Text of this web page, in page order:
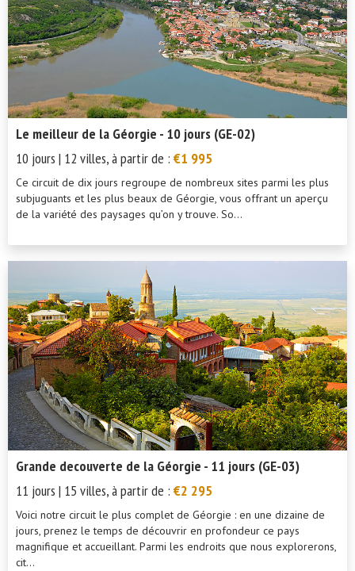
Le meilleur de la Géorgie - 10 jours (GE-02)
10 jours | 12 villes, à partir de :€1 995
Ce circuit de dix jours regroupe de nombreux sites parmi les plus
subjuguants et les plus beaux de Géorgie, vous offrant un aperçu
de la variété des paysages qu’on y trouve. So...
Grande decouverte de la Géorgie - 11 jours (GE-03)
11 jours | 15 villes, à partir de :€2 295
Voici notre circuit le plus complet de Géorgie : en une dizaine de
jours, prenez le temps de découvrir en profondeur ce pays
magnifique et accueillant. Parmi les endroits que nous explorerons,
cit...